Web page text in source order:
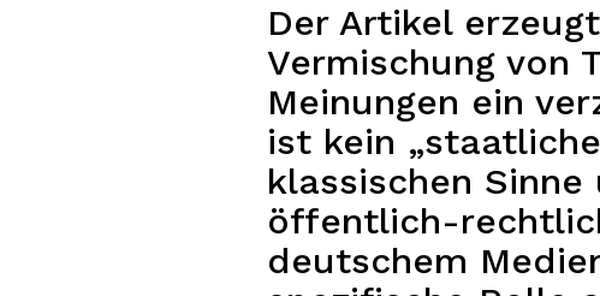
Der Artikel
Vermischung von
Meinungen ein
ist kein
klassischen
öffentlich-
deutschem